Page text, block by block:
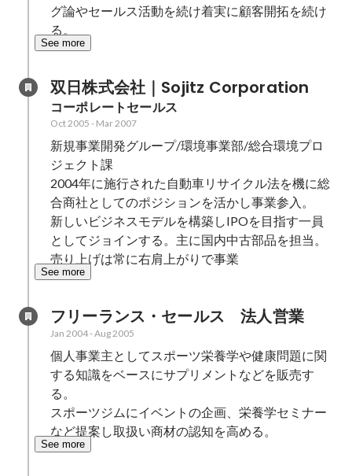
グ論やセールス活動を続け着実に顧客開拓を続け
る。
See more
双日株式会社｜Sojitz Corporation
コーポレートセールス
Oct 2005 - Mar 2007
新規事業開発グループ/環境事業部/総合環境プロ
ジェクト課
2004年に施行された自動車リサイクル法を機に総
合商社としてのポジションを活かし事業参入。
新しいビジネスモデルを構築しIPOを目指す一員
としてジョインする。主に国内中古部品を担当。
売り上げは常に右肩上がりで事業
See more
フリーランス・セールス　法人営業
Jan 2004-Aug 2005
個人事業主としてスポーツ栄養学や健康問題に関
する知識をベースにサプリメントなどを販売す
る。
スポーツジムにイベントの企画、栄養学セミナー
など提案し取扱い商材の認知を高める。
See more